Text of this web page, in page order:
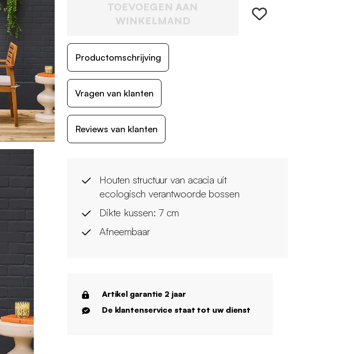
TOEVOEGEN AAN
WINKELMAND
Productomschrijving
Vragen van klanten
Reviews van klanten
Houten structuur van acacia uit
ecologisch verantwoorde bossen
Dikte kussen: 7 cm
Afneembaar
Artikel garantie 2 jaar
De klantenservice staat tot uw dienst